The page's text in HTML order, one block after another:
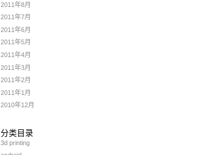
2011年8月
2011年7月
2011年6月
2011年5月
2011年4月
2011年3月
2011年2月
2011年1月
2010年12月
分类目录
3d printing